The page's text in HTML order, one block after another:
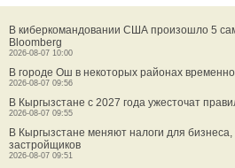
В киберкомандовании США произошло 5
Bloomberg
2026-08-07 10:00
В городе Ош в некоторых районах
2026-08-07 09:56
В Кыргызстане с 2027 года ужесточат
2026-08-07 09:55
В Кыргызстане меняют налоги для
застройщиков
2026-08-07 09:51